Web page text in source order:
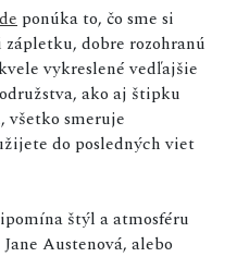
ponúka to, čo sme si
dobre rozohranú
vykreslené vedľajšie
ako aj štipku
všetko smeruje
do posledných viet
štýl a atmosféru
Austenová, alebo